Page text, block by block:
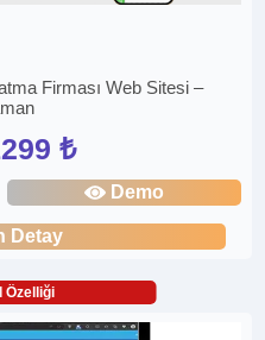
Firması Web Sitesi –
₺
Demo
Detay
Özelliği